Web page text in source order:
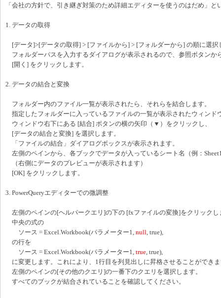
「会社の方針で、引き継ぎ対策のため詳細エディターを使うのはだめ」
1. データの取得
[データ]>[データの取得] > [ファイルから] > [フォルダーから] の順に選択
フォルダーパスを入力するダイアログが表示されるので、参照ボタンか
[開く] をクリックします。
2. データの結合と変換
フォルダー内のファイル一覧が表示されたら、それらを結合します。
指定したフォルダーに入っているファイルの一覧が表示されたウィンド
ウィンドウ右下にある [結合] ボタンの横の矢印（▼）をクリックし、
[データの結合と変換] を選択します。
「ファイルの結合」ダイアログボックスが表示されます。
左側のペインから、各ブックでデータが入っているシート名（例：
（右側にデータのプレビューが表示されます）
[OK] をクリックします。
3. PowerQueryエディターでの微調整
左側のペインの[ヘルパークエリ]の下の [fxファイルの変換]をクリックし
中央の式の
ソース = Excel.Workbook(パラメーター1, null , true),
の行を
ソース = Excel.Workbook(パラメーター1, true , true),
に変更します。これにより、1行目を列見出しに昇格させることができ
左側のペインの[その他のクエリ]の一番下のクエリを選択します。
すべてのブックが結合されていることを確認してください。